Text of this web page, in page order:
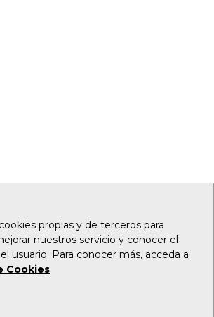
propias y de terceros para
nuestros servicio y conocer el
usuario. Para conocer más, acceda a
Cookies.